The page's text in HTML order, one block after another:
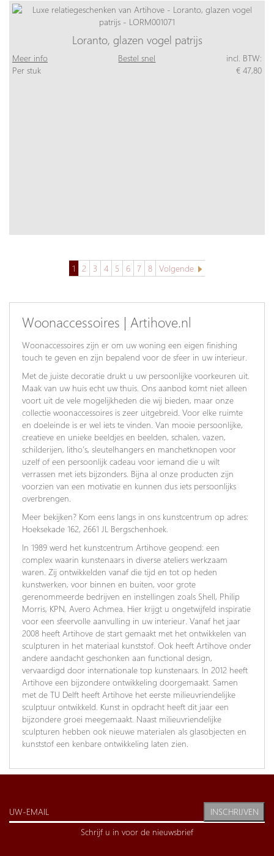
Loranto, glazen vogel patrijs
Meer info Bestel snel
incl. BTW:
Per stuk
€ 47,80
1 2 3 4 5 6 7 8 Volgende
Woonaccessoires | Artihove.nl
Woonaccessoires zijn er om uw woning een eigen finishing
touch te geven en zijn bepalend voor de sfeer in uw interieur.
Met de juiste decoratie drukt u uw persoonlijke voorkeuren uit.
Maak van uw huis echt uw thuis. Ons aanbod komt niet alleen
voort uit de vele mogelijkheden die wij bieden, maar onze
collectie woonaccessoires is zeer uitgebreid. Voor elke ruimte
en doeleinde is er wel iets te vinden. Van mooie persoonlijke,
creatieve en unieke beeldjes en beelden, schalen, vazen,
schilderijen, litho’s, sleutelhangers en manchetknopen voor
uzelf of een persoonlijk cadeau voor iemand die u wilt
verrassen met iets bijzonders. Bijna al onze producten zijn
voorzien van een motivatie en kunnen dus iets persoonlijks
overbrengen.
Meer bekijken? Kom eens langs in ons kunstcentrum op adres:
Hoeksekade 162, 2661 JL Bergschenhoek.
In 1989 werd het kunstcentrum Artihove geopend: een
complex waarin kunstenaars in diverse ateliers werkzaam
waren. Zij ontwikkelden vanaf die tijd en tot op heden
kunstwerken, voor binnen en buiten, voor grote
gerenommeerde bedrijven en instellingen zoals Shell, Philip
Morris, KPN, Avero Achmea. Hier krijgt u ongetwijfeld inspiratie
voor een sfeervolle aanvulling in uw interieur. Vanaf het jaar
2008 heeft Artihove de start gemaakt met het ontwikkelen van
sculpturen in het materiaal kunststof. Ook heeft Artihove onder
andere aandacht geschonken aan functional design,
vervaardigd door internationale top kunstenaars. In 2012 heeft
Artihove een bijzondere ontwikkeling doorgemaakt. Samen
met de TU Delft heeft Artihove het eerste milieuvriendelijke
sculptuur ontwikkeld. Kunst in opdracht heeft dit jaar een
bijzondere groei meegemaakt. Naast milieuvriendelijke
sculpturen hebben ook nieuwe materialen als glasobjecten en
kunststof een kenbare ontwikkeling laten zien.
INSCHRIJVEN
Schrijf u in voor de nieuwsbrief